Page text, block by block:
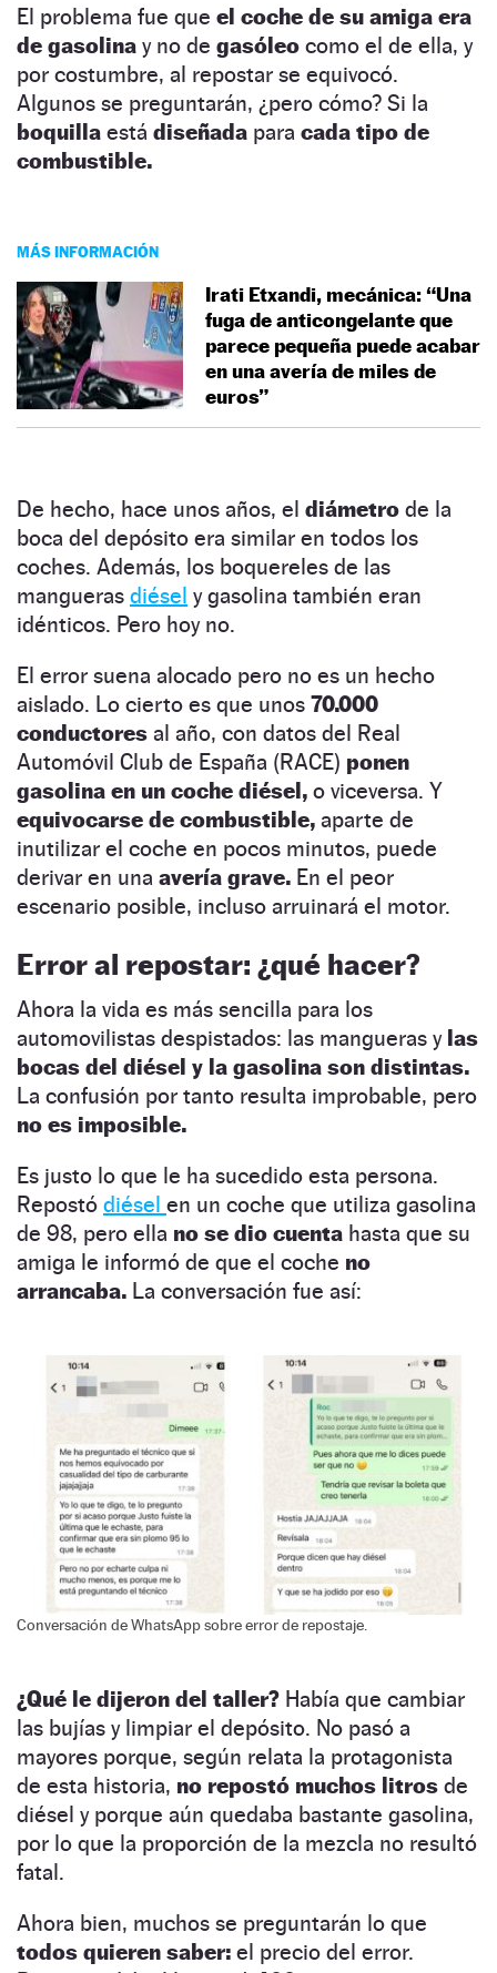
El problema fue que el coche de su amiga era
de gasolina y no de gasóleo como el de ella, y
por costumbre, al repostar se equivocó.
Algunos se preguntarán, ¿pero cómo? Si la
boquilla está diseñada para cada tipo de
combustible.
MÁS INFORMACIÓN
Irati Etxandi, mecánica: “Una
fuga de anticongelante que
parece pequeña puede acabar
en una avería de miles de
euros”
De hecho, hace unos años, el diámetro de la
boca del depósito era similar en todos los
coches. Además, los boquereles de las
mangueras diésel y gasolina también eran
idénticos. Pero hoy no.
El error suena alocado pero no es un hecho
aislado. Lo cierto es que unos 70.000
conductores al año, con datos del Real
Automóvil Club de España (RACE) ponen
gasolina en un coche diésel, o viceversa. Y
equivocarse de combustible, aparte de
inutilizar el coche en pocos minutos, puede
derivar en una avería grave. En el peor
escenario posible, incluso arruinará el motor.
Error al repostar: ¿qué hacer?
Ahora la vida es más sencilla para los
automovilistas despistados: las mangueras y las
bocas del diésel y la gasolina son distintas.
La confusión por tanto resulta improbable, pero
no es imposible.
Es justo lo que le ha sucedido esta persona.
Repostó diésel en un coche que utiliza gasolina
de 98, pero ella no se dio cuenta hasta que su
amiga le informó de que el coche no
arrancaba. La conversación fue así:
Conversación de WhatsApp sobre error de repostaje.
¿Qué le dijeron del taller? Había que cambiar
las bujías y limpiar el depósito. No pasó a
mayores porque, según relata la protagonista
de esta historia, no repostó muchos litros de
diésel y porque aún quedaba bastante gasolina,
por lo que la proporción de la mezcla no resultó
fatal.
Ahora bien, muchos se preguntarán lo que
todos quieren saber: el precio del error.